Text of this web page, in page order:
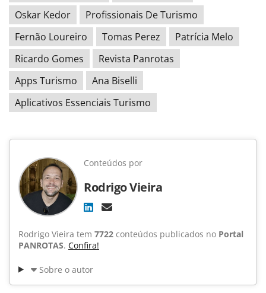
Oskar Kedor
Profissionais De Turismo
Fernão Loureiro
Tomas Perez
Patrícia Melo
Ricardo Gomes
Revista Panrotas
Apps Turismo
Ana Biselli
Aplicativos Essenciais Turismo
Conteúdos por
Rodrigo Vieira
Rodrigo Vieira tem 7722 conteúdos publicados no Portal
PANROTAS. Confira!
Sobre o autor